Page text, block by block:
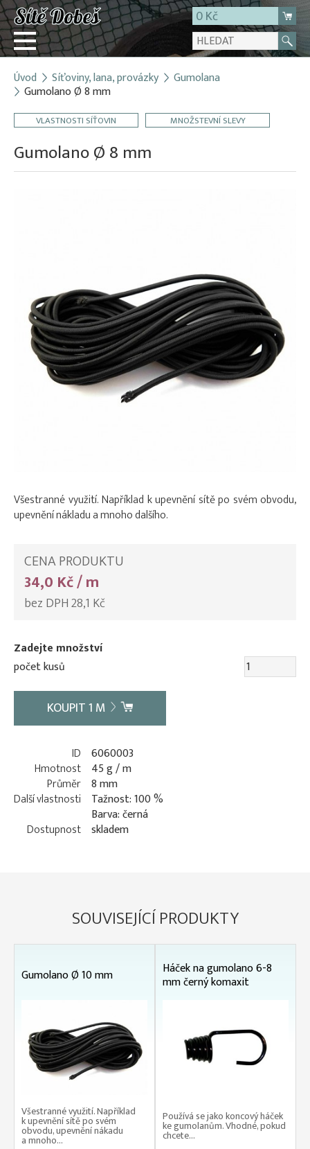
0 Kč
Přihlásit
Registrace
E-shop
O firmě
Kontakt
Úvod Síťoviny, lana, provázky Gumolana
Gumolano Ø 8 mm
VLASTNOSTI SÍŤOVIN MNOŽSTEVNÍ SLEVY
Gumolano Ø 8 mm
Všestranné využití. Například k upevnění sítě po svém obvodu,
upevnění nákladu a mnoho dalšího.
CENA PRODUKTU
34,0 Kč / m
bez DPH 28,1 Kč
Zadejte množství
počet kusů
KOUPIT1 M
ID 6060003
Hmotnost 45 g / m
Průměr 8 mm
Další vlastnosti
Tažnost: 100 %
Barva: černá
Dostupnost skladem
SOUVISEJÍCÍ PRODUKTY
Gumolano Ø 10 mm
Všestranné využití. Například
k upevnění sítě po svém
obvodu, upevnění nákadu
a mnoho...
Háček na gumolano 6-8
mm černý komaxit
Používá se jako koncový háček
ke gumolanům. Vhodné, pokud
chcete...